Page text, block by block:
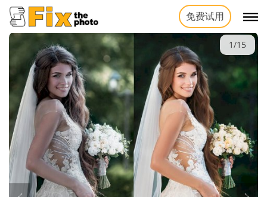
免费试用
1/15